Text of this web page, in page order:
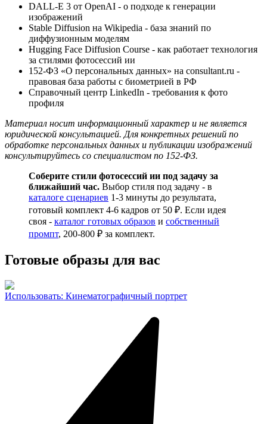
DALL-E 3 от OpenAI - о подходе к генерации
изображений
Stable Diffusion на Wikipedia - база знаний по
диффузионным моделям
Hugging Face Diffusion Course - как работает технология
за стилями фотосессий ии
152-ФЗ «О персональных данных» на consultant.ru -
правовая база работы с биометрией в РФ
Справочный центр LinkedIn - требования к фото
профиля
Материал носит информационный характер и не является
юридической консультацией. Для конкретных решений по
обработке персональных данных и публикации изображений
консультируйтесь со специалистом по 152-ФЗ.
Соберите стили фотосессий ии под задачу за
ближайший час. Выбор стиля под задачу - в
каталоге сценариев 1-3 минуты до результата,
готовый комплект 4-6 кадров от 50 ₽. Если идея
своя - каталог готовых образов и собственный
промпт, 200-800 ₽ за комплект.
Готовые образы для вас
Использовать: Кинематографичный портрет